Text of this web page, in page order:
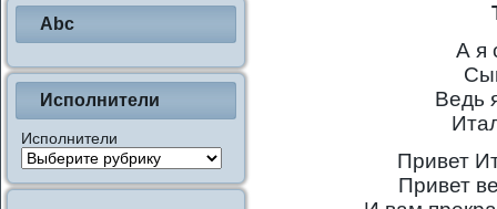
Abc
Исполнители
Исполнители
А я
Ведь
Привет
Привет